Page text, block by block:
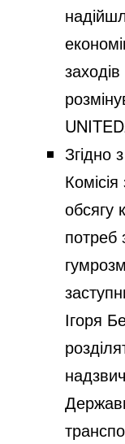
Згідно
обсягу
потреб
Ігоря